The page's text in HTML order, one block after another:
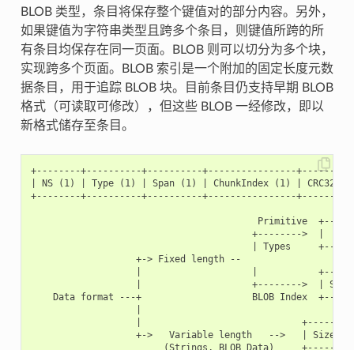
BLOB 类型，条目将保存整个键值对的部分内容。另外，
如果键值为字符串类型且跨多个条目，则键值所跨的所
有条目均保存在同一页面。BLOB 则可以切分为多个块，
实现跨多个页面。BLOB 索引是一个附加的固定长度元数
据条目，用于追踪 BLOB 块。目前条目仍支持早期 BLOB
格式（可读取可修改），但这些 BLOB 一经修改，即以
新格式储存至条目。
+--------+----------+----------+----------------
| NS (1) | Type (1) | Span (1) | ChunkIndex (1) |
+--------+----------+----------+----------------
Primitive
+-------->  |
| Types
                   +-> Fixed length --
|                    |
|                    +-------->  |
Data format ---+                    BLOB Index
|
+->   Variable length   -->   | Size